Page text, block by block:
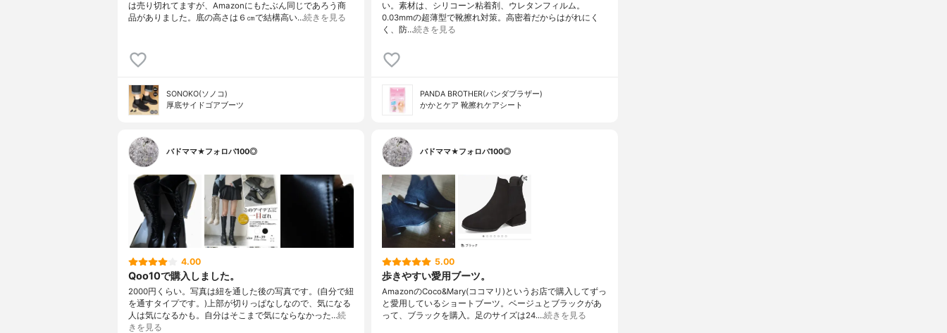
は売り切れてますが、Amazonにもたぶん同じであろう商
品がありました。底の高さは６㎝で結構高い…続きを見る
SONOKO(ソノコ)
厚底サイドゴアブーツ
い。素材は、シリコーン粘着剤、ウレタンフィルム。
0.03mmの超薄型で靴擦れ対策。高密着だからはがれにく
く、防…続きを見る
PANDA BROTHER(パンダブラザー)
かかとケア 靴擦れケアシート
バドママ★フォロバ100◎
4.00
Qoo10で購入しました。
2000円くらい。写真は紐を通した後の写真です。(自分で紐
を通すタイプです。)上部が切りっぱなしなので、気になる
人は気になるかも。自分はそこまで気にならなかった…続
きを見る
バドママ★フォロバ100◎
5.00
歩きやすい愛用ブーツ。
AmazonのCoco&Mary(ココマリ)というお店で購入してずっ
と愛用しているショートブーツ。ベージュとブラックがあ
って、ブラックを購入。足のサイズは24.…続きを見る